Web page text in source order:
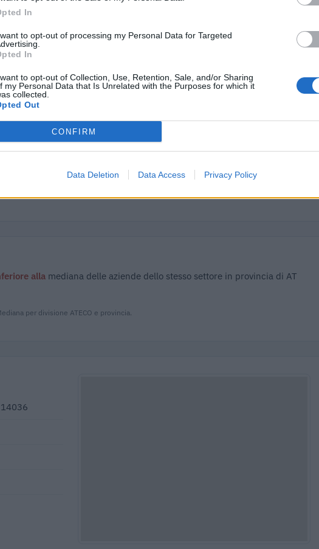
In
to opt-out of processing my Personal Data for Targeted
In
to opt-out of Collection, Use, Retention, Sale, and/or Sharing
my Personal Data that Is Unrelated with the Purposes for which it
collected.
Out
CONFIRM
Data Deletion Data Access Privacy Policy
previdenziali per nuove
indeterminato nel bienni
previdenziali per nuove
indeterminato nel bienni
ai sensi della decisione SA. 62668 e
101076)
agenzia delle
9.684 euro
adottati a seguito della crisi economica
[con mo
agenzia delle
adottati a seguito della crisi economica
[con mo
entrate
Stato (RNA)
alla mediana delle aziende dello stesso settore in provincia di AT
per divisione ATECO e provincia.